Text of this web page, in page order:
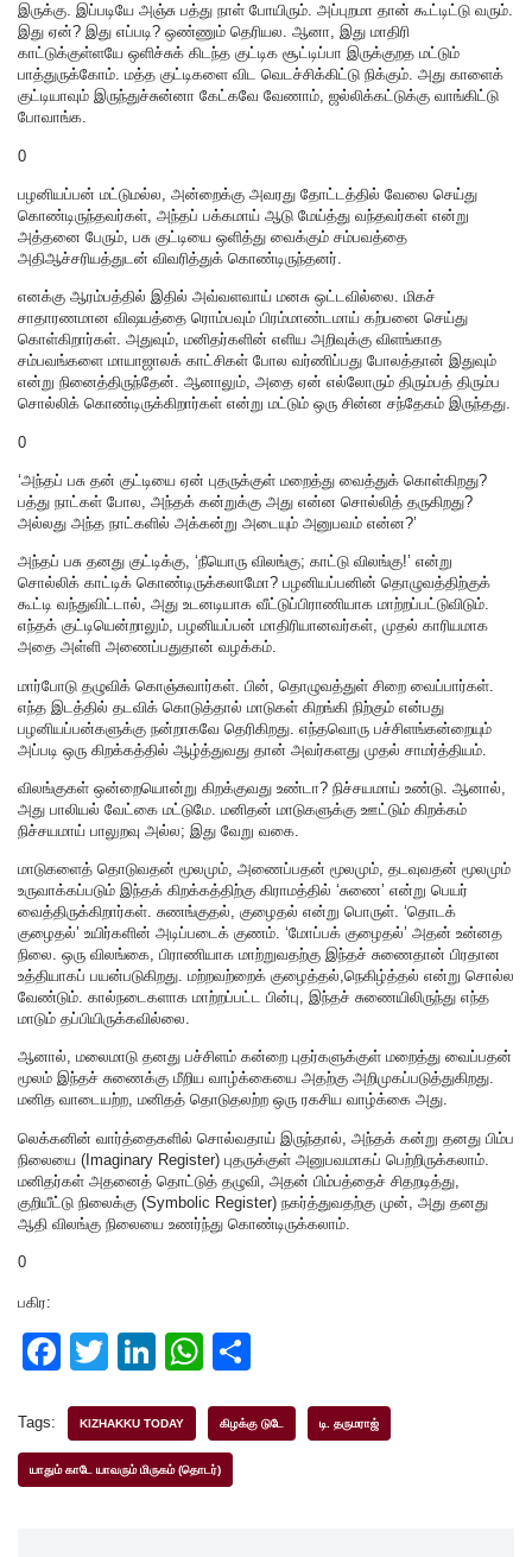
இருக்கு. இப்படியே அஞ்சு பத்து நாள் போயிரும். அப்புறமா தான் கூட்டிட்டு வரும்.
இது ஏன்? இது எப்படி? ஒண்ணும் தெரியல. ஆனா, இது மாதிரி
காட்டுக்குள்ளயே ஒளிச்சுக் கிடந்த குட்டிக சூட்டிப்பா இருக்குறத மட்டும்
பாத்துருக்கோம். மத்த குட்டிகளை விட வெடச்சிக்கிட்டு நிக்கும். அது காளைக்
குட்டியாவும் இருந்துச்சுன்னா கேட்கவே வேணாம், ஜல்லிக்கட்டுக்கு வாங்கிட்டு
போவாங்க.
0
பழனியப்பன் மட்டுமல்ல, அன்றைக்கு அவரது தோட்டத்தில் வேலை செய்து
கொண்டிருந்தவர்கள், அந்தப் பக்கமாய் ஆடு மேய்த்து வந்தவர்கள் என்று
அத்தனை பேரும், பசு குட்டியை ஒளித்து வைக்கும் சம்பவத்தை
அதிஆச்சரியத்துடன் விவரித்துக் கொண்டிருந்தனர்.
எனக்கு ஆரம்பத்தில் இதில் அவ்வளவாய் மனசு ஒட்டவில்லை. மிகச்
சாதாரணமான விஷயத்தை ரொம்பவும் பிரம்மாண்டமாய் கற்பனை செய்து
கொள்கிறார்கள். அதுவும், மனிதர்களின் எளிய அறிவுக்கு விளங்காத
சம்பவங்களை மாயாஜாலக் காட்சிகள் போல வர்ணிப்பது போலத்தான் இதுவும்
என்று நினைத்திருந்தேன். ஆனாலும், அதை ஏன் எல்லோரும் திரும்பத் திரும்ப
சொல்லிக் கொண்டிருக்கிறார்கள் என்று மட்டும் ஒரு சின்ன சந்தேகம் இருந்தது.
0
‘அந்தப் பசு தன் குட்டியை ஏன் புதருக்குள் மறைத்து வைத்துக் கொள்கிறது?
பத்து நாட்கள் போல, அந்தக் கன்றுக்கு அது என்ன சொல்லித் தருகிறது?
அல்லது அந்த நாட்களில் அக்கன்று அடையும் அனுபவம் என்ன?’
அந்தப் பசு தனது குட்டிக்கு, ‘நீயொரு விலங்கு; காட்டு விலங்கு!’ என்று
சொல்லிக் காட்டிக் கொண்டிருக்கலாமோ? பழனியப்பனின் தொழுவத்திற்குக்
கூட்டி வந்துவிட்டால், அது உடனடியாக வீட்டுப்பிராணியாக மாற்றப்பட்டுவிடும்.
எந்தக் குட்டியென்றாலும், பழனியப்பன் மாதிரியானவர்கள், முதல் காரியமாக
அதை அள்ளி அணைப்பதுதான் வழக்கம்.
மார்போடு தழுவிக் கொஞ்சுவார்கள். பின், தொழுவத்துள் சிறை வைப்பார்கள்.
எந்த இடத்தில் தடவிக் கொடுத்தால் மாடுகள் கிறங்கி நிற்கும் என்பது
பழனியப்பன்களுக்கு நன்றாகவே தெரிகிறது. எந்தவொரு பச்சிளங்கன்றையும்
அப்படி ஒரு கிறக்கத்தில் ஆழ்த்துவது தான் அவர்களது முதல் சாமர்த்தியம்.
விலங்குகள் ஒன்றையொன்று கிறக்குவது உண்டா? நிச்சயமாய் உண்டு. ஆனால்,
அது பாலியல் வேட்கை மட்டுமே. மனிதன் மாடுகளுக்கு ஊட்டும் கிறக்கம்
நிச்சயமாய் பாலுறவு அல்ல; இது வேறு வகை.
மாடுகளைத் தொடுவதன் மூலமும், அணைப்பதன் மூலமும், தடவுவதன் மூலமும்
உருவாக்கப்படும் இந்தக் கிறக்கத்திற்கு கிராமத்தில் ‘சுணை’ என்று பெயர்
வைத்திருக்கிறார்கள். சுணங்குதல், குழைதல் என்று பொருள். ‘தொடக்
குழைதல்’ உயிர்களின் அடிப்படைக் குணம். ‘மோப்பக் குழைதல்’ அதன் உன்னத
நிலை. ஒரு விலங்கை, பிராணியாக மாற்றுவதற்கு இந்தச் சுணைதான் பிரதான
உத்தியாகப் பயன்படுகிறது. மற்றவற்றைக் குழைத்தல்,நெகிழ்த்தல் என்று சொல்ல
வேண்டும். கால்நடைகளாக மாற்றப்பட்ட பின்பு, இந்தச் சுணையிலிருந்து எந்த
மாடும் தப்பியிருக்கவில்லை.
ஆனால், மலைமாடு தனது பச்சிளம் கன்றை புதர்களுக்குள் மறைத்து வைப்பதன்
மூலம் இந்தச் சுணைக்கு மீறிய வாழ்க்கையை அதற்கு அறிமுகப்படுத்துகிறது.
மனித வாடையற்ற, மனிதத் தொடுதலற்ற ஒரு ரகசிய வாழ்க்கை அது.
லெக்கனின் வார்த்தைகளில் சொல்வதாய் இருந்தால், அந்தக் கன்று தனது பிம்ப
நிலையை (Imaginary Register) புதருக்குள் அனுபவமாகப் பெற்றிருக்கலாம்.
மனிதர்கள் அதனைத் தொட்டுத் தழுவி, அதன் பிம்பத்தைச் சிதறடித்து,
குறியீட்டு நிலைக்கு (Symbolic Register) நகர்த்துவதற்கு முன், அது தனது
ஆதி விலங்கு நிலையை உணர்ந்து கொண்டிருக்கலாம்.
0
பகிர:
F
c
e
T
tt
er
Li
k
e
W
at
s
ar
Tags: KIZHAKKU TODAY கிழக்கு டுடே டி. தருமராஜ்
யாதும் காடே யாவரும் மிருகம் (தொடர்)